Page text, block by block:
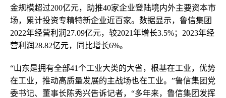
金规模超过200亿元，助推40家企业登陆境内外主要资本市
场，累计投资专精特新企业近百家。数据显示，鲁信集团
2022年经营利润27.09亿元，较2021年增长3.5%；2023年经
营利润28.82亿元，同比增长6%。
“山东是拥有全部41个工业大类的大省，根基在工业，优势
在工业，推动高质量发展的主战场也在工业。”鲁信集团党
委书记、董事长陈秀兴告诉记者，“多年来，鲁信集团发挥